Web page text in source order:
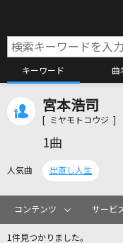
キーワード 曲
カ
宮本浩司
[ ミヤモトコウジ ]
1曲
人気曲 出直し人生
コンテンツ サービ
1件見つかりました。